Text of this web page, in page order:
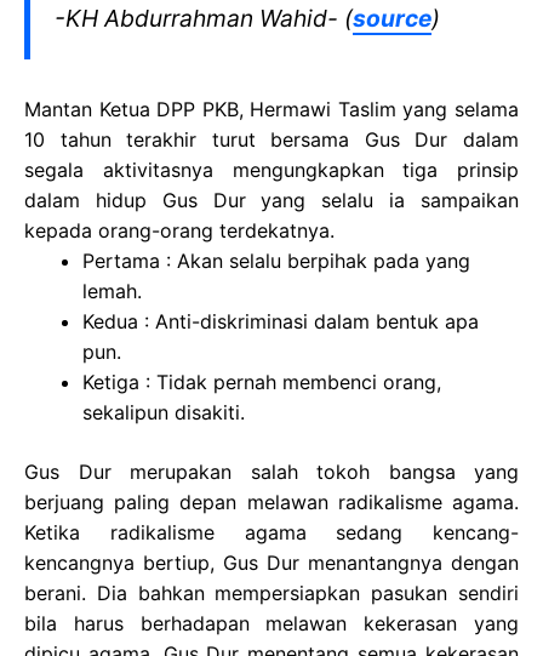
-KH Abdurrahman Wahid- (source)
Mantan Ketua DPP PKB, Hermawi Taslim yang selama
10 tahun terakhir turut bersama Gus Dur dalam
segala aktivitasnya mengungkapkan tiga prinsip
dalam hidup Gus Dur yang selalu ia sampaikan
kepada orang-orang terdekatnya.
Pertama : Akan selalu berpihak pada yang
lemah.
Kedua : Anti-diskriminasi dalam bentuk apa
pun.
Ketiga : Tidak pernah membenci orang,
sekalipun disakiti.
Gus Dur merupakan salah tokoh bangsa yang
berjuang paling depan melawan radikalisme agama.
Ketika radikalisme agama sedang kencang-
kencangnya bertiup, Gus Dur menantangnya dengan
berani. Dia bahkan mempersiapkan pasukan sendiri
bila harus berhadapan melawan kekerasan yang